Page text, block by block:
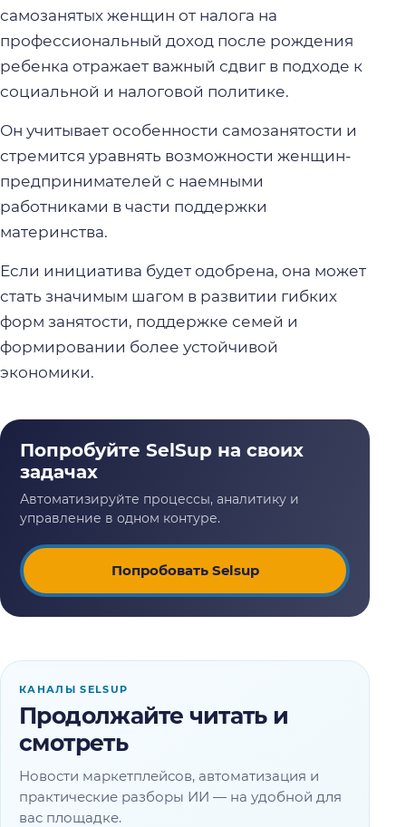
самозанятых женщин от налога на
профессиональный доход после рождения
ребенка отражает важный сдвиг в подходе к
социальной и налоговой политике.
Он учитывает особенности самозанятости и
стремится уравнять возможности женщин-
предпринимателей с наемными
работниками в части поддержки
материнства.
Если инициатива будет одобрена, она может
стать значимым шагом в развитии гибких
форм занятости, поддержке семей и
формировании более устойчивой
экономики.
Попробовать Selsup
КАНАЛЫ SELSUP
Продолжайте читать и
смотреть
Новости маркетплейсов, автоматизация и
практические разборы ИИ — на удобной для
вас площадке.